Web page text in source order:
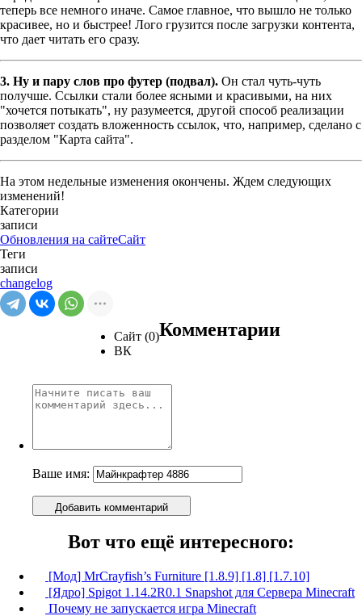
теперь все немного иначе. Самое главное, что вышло не только
красивее, но и быстрее! Лого грузится после загрузки контента,
что дает читать его сразу.
3. Ну и пару слов про футер (подвал). Он стал чуть-чуть
получше. Ссылки стали более ясными и красивыми, на них
"хочется потыкать", ну разумеется, другой способ реализации
позволяет создать вложенность ссылок, что, например, сделано с
разделом "Карта сайта".
На этом недельные изменения окончены. Ждем следующих
изменений!
Категории
записи
Обновления на сайтеСайт
Теги
записи
changelog
Сайт (0)
ВК
Комментарии
Ваше имя:
Добавить комментарий
Вот что ещё интересного:
[Мод] MrCrayfish’s Furniture [1.8.9] [1.8] [1.7.10]
[Ядро] Spigot 1.14.2R0.1 Snapshot для Сервера Minecraft
Почему не запускается игра Minecraft